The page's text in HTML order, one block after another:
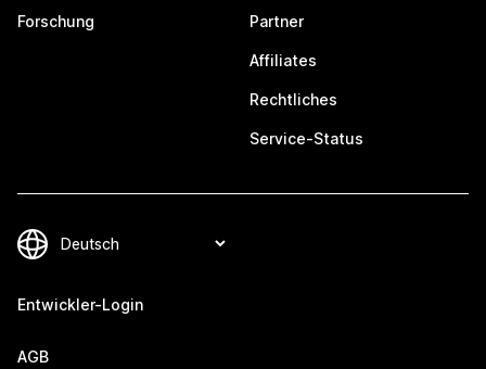
Forschung Partner
Affiliates
Rechtliches
Service-Status
Entwickler-Login
AGB